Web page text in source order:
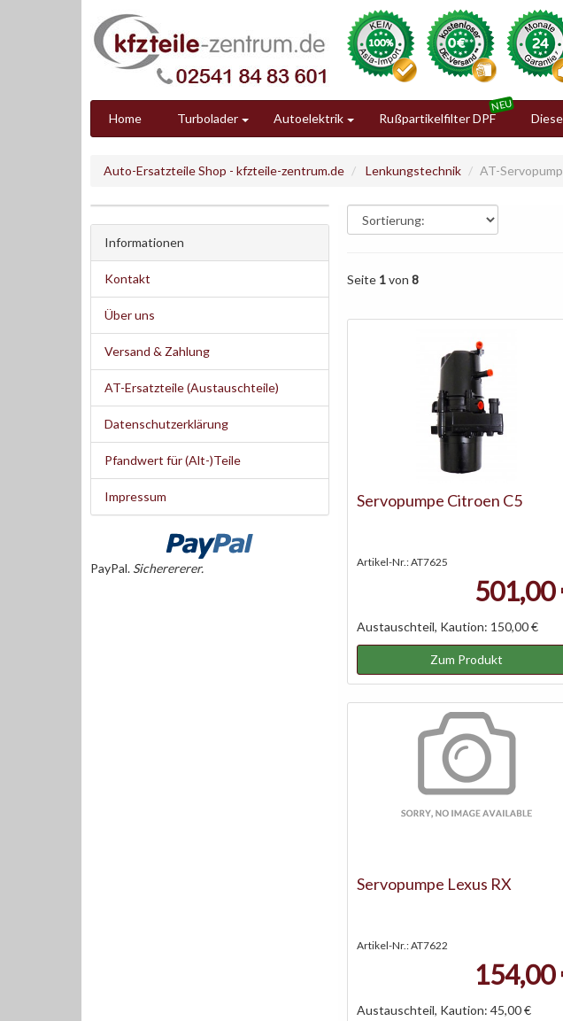
Home Turbolader Autoelektrik Rußpartikelfilter DPF
Auto-Ersatzteile Shop - kfzteile-zentrum.de Lenkungstechnik AT-
Informationen
Kontakt
Über uns
Versand & Zahlung
AT-Ersatzteile (Austauschteile)
Datenschutzerklärung
Pfandwert für (Alt-)Teile
Impressum
PayPal. Sicherererer.
Seite 1von 8
Servopumpe Citroen C5
Artikel-Nr.: AT7625
501,00
Austauschteil, Kaution: 150,00 €
Zum Produkt
Servopumpe Lexus RX
Artikel-Nr.: AT7622
154,00
Austauschteil, Kaution: 45,00 €